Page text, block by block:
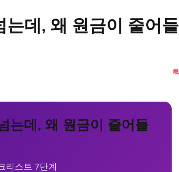
데, 왜 원금이 줄어들
는데, 왜 원금이 줄어들
리스트 7단계